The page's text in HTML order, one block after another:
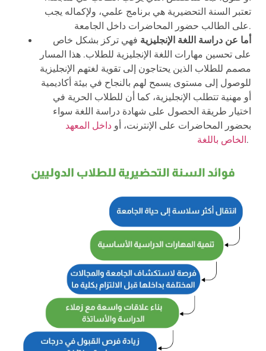
تعتبر السنة التحضيرية هي برنامج علمي، ولإكماله يجب
على الطالب حضور المحاضرات داخل الجامعة.
أما عن دراسة اللغة الإنجليزية فهي تركز بشكل خاص
على تحسين مهارات اللغة الإنجليزية للطلاب. هذا المسار
مصمم للطلاب الذين يحتاجون إلى تقوية لغتهم الإنجليزية
للوصول إلى مستوى يسمح لهم بالنجاح في بيئة أكاديمية
أو مهنية تتطلب الإنجليزية، كما أن للطلاب الحرية في
اختيار طريقة الحصول على شهادة دراسة اللغة سواء
بحضور المحاضرات على الإنترنت، أو داخل المعهد
الخاص باللغة.